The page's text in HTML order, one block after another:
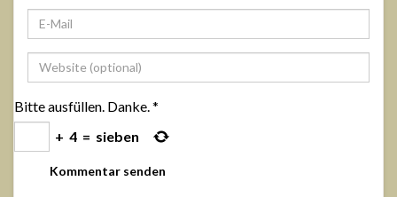
Bitte ausfüllen. Danke. *
+ 4 = sieben